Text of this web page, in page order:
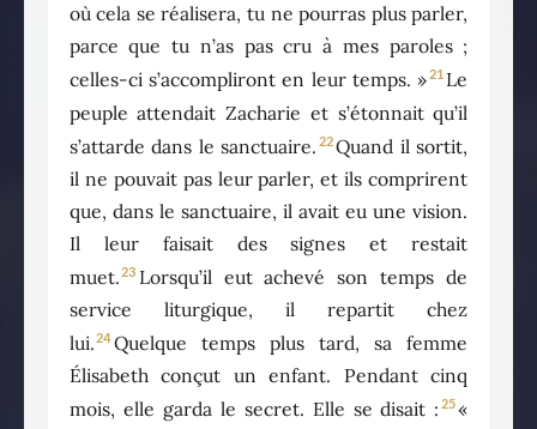
où cela se réalisera, tu ne pourras plus parler,
parce que tu n’as pas cru à mes paroles ;
celles-ci s’accompliront en leur temps. »21 Le
peuple attendait Zacharie et s’étonnait qu’il
s’attarde dans le sanctuaire. 22Quand il sortit,
il ne pouvait pas leur parler, et ils comprirent
que, dans le sanctuaire, il avait eu une vision.
Il leur faisait des signes et restait
muet.23 Lorsqu’il eut achevé son temps de
service liturgique, il repartit chez
lui.24 Quelque temps plus tard, sa femme
Élisabeth conçut un enfant. Pendant cinq
mois, elle garda le secret. Elle se disait : 25«